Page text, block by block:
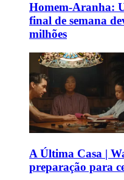
Homem-Aranha:
final de semana
milhões
A Última Casa |
preparação para